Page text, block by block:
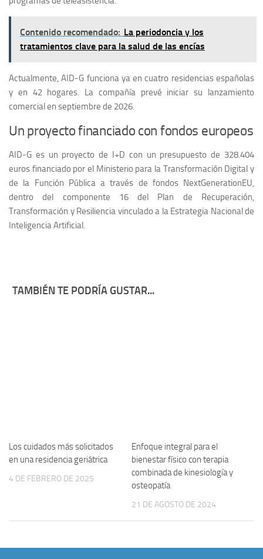
Contenido recomendado: La periodoncia y los
tratamientos clave para la salud de las encías
Actualmente, AID-G funciona ya en cuatro residencias españolas
y en 42 hogares. La compañía prevé iniciar su lanzamiento
comercial en septiembre de 2026.
Un proyecto financiado con fondos europeos
AID-G es un proyecto de I+D con un presupuesto de 328.404
euros financiado por el Ministerio para la Transformación Digital y
de la Función Pública a través de fondos NextGenerationEU,
dentro del componente 16 del Plan de Recuperación,
Transformación y Resiliencia vinculado a la Estrategia Nacional de
Inteligencia Artificial.
TAMBIÉN TE PODRÍA GUSTAR...
Los cuidados más solicitados
en una residencia geriátrica
4 DE FEBRERO DE 2025
Enfoque integral para el
bienestar físico con terapia
combinada de kinesiología y
osteopatía
21 DE AGOSTO DE 2024